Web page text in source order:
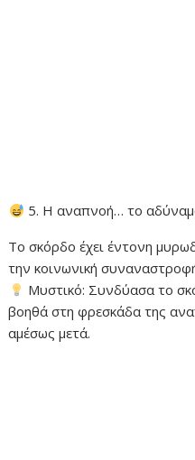
5. Η αναπνοή… το
Το σκόρδο έχει έντονη
την κοινωνική
Μυστικό: Συνδύασα το
βοηθά στη φρεσκάδα της
αμέσως μετά.